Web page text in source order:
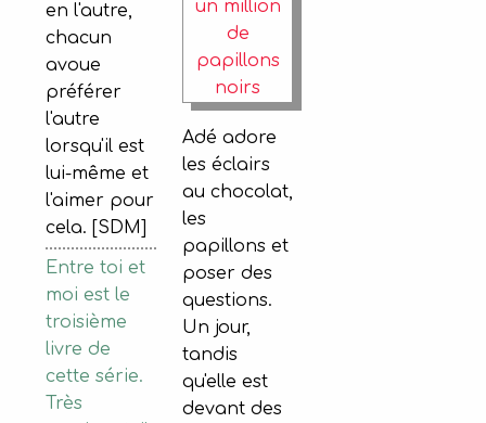
en l'autre,
chacun
avoue
préférer
l'autre
lorsqu'il est
lui-même et
l'aimer pour
cela. [SDM]
Entre toi et
moi est le
troisième
livre de
cette série.
Très
Adé adore
les éclairs
au chocolat,
les
papillons et
poser des
questions.
Un jour,
tandis
qu'elle est
devant des